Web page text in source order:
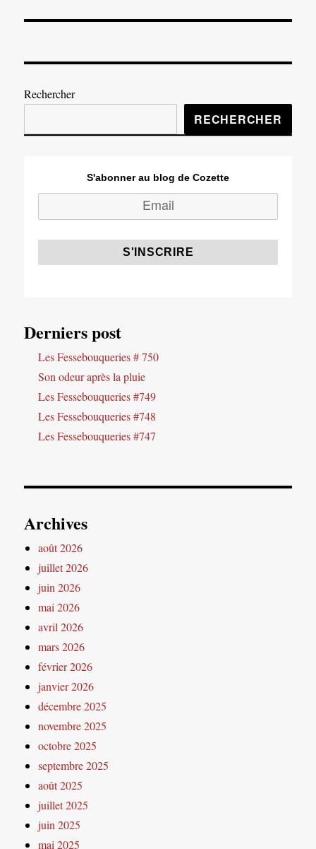
Rechercher
RECHERCHER
S'abonner au blog de Cozette
Derniers post
Les Fessebouqueries # 750
Son odeur après la pluie
Les Fessebouqueries #749
Les Fessebouqueries #748
Les Fessebouqueries #747
Archives
août 2026
juillet 2026
juin 2026
mai 2026
avril 2026
mars 2026
février 2026
janvier 2026
décembre 2025
novembre 2025
octobre 2025
septembre 2025
août 2025
juillet 2025
juin 2025
mai 2025